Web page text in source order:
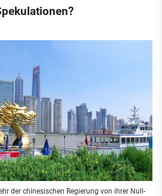
der chinesischen Regierung von ihrer Null-